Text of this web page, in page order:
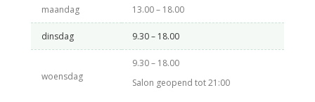
maandag 13.00 – 18.00
dinsdag 9.30 – 18.00
woensdag
9.30 – 18.00
Salon geopend tot 21:00